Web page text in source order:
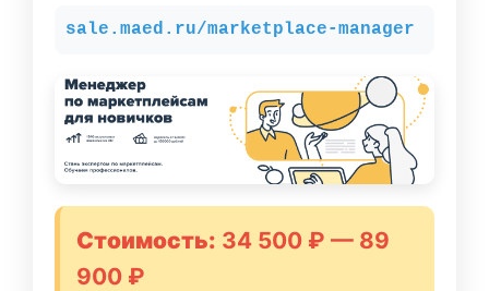
sale.maed.ru/marketplace-manager
Стоимость: 34 500 ₽ — 89
900 ₽